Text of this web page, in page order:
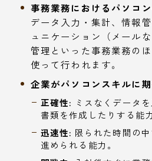
事務業務におけるパソコ
データ入力・集計、情報
ュニケーション（メール
管理といった事務業務の
使って行われます。
企業がパソコンスキルに
正確性: ミスなくデータ
書類を作成したりする能力
迅速性: 限られた時間の
進められる能力。